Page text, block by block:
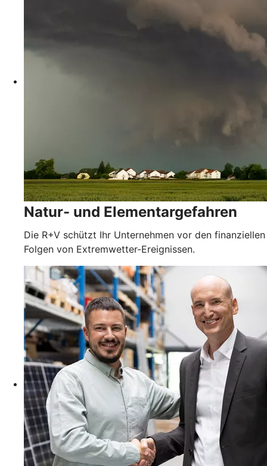
Natur- und Elementargefahren
Die R+V schützt Ihr Unternehmen vor den finanziellen
Folgen von Extremwetter-Ereignissen.